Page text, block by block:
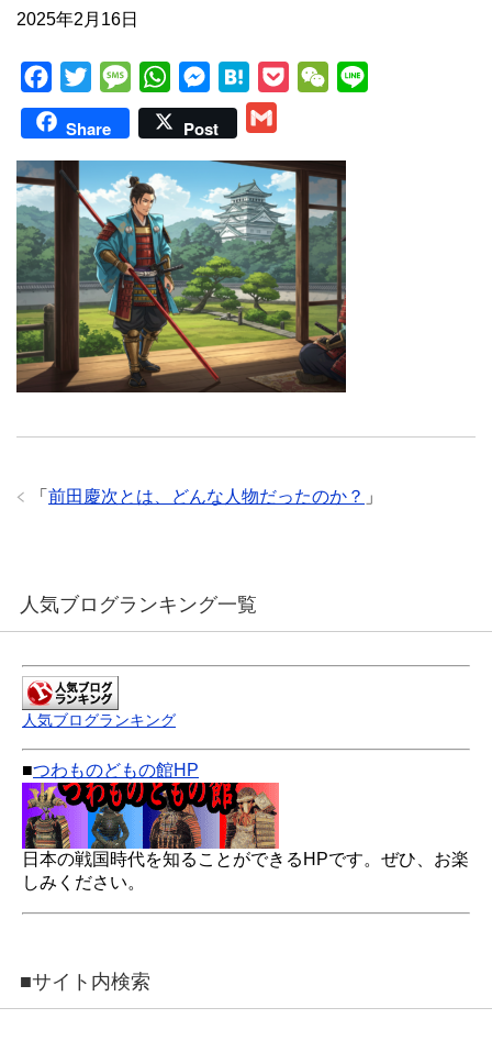
2025年2月16日
a
c
e
b
o
o
k
w
i
t
e
r
M
e
s
s
a
g
e
W
h
a
s
A
p
p
e
s
s
e
n
g
e
r
a
t
e
n
a
k
e
t
W
a
t
Share Post
a
i
l
「 前田慶次とは、どんな人物だったのか？ 」
人気ブログランキング一覧
人気ブログランキング
■つわものどもの館HP
日本の戦国時代を知ることができるHPです。ぜひ、お楽
しみください。
■サイト内検索